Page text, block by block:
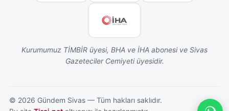
Kurumumuz TİMBİR üyesi, BHA ve İHA abonesi ve Sivas
Gazeteciler Cemiyeti üyesidir.
© 2026 Gündem Sivas — Tüm hakları saklıdır.